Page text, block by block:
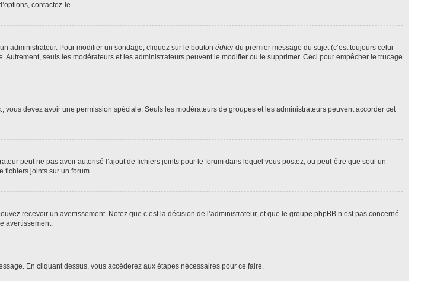
contactez-le.
administrateur. Pour modifier un sondage, cliquez sur le bouton éditerdu premier message du sujet (c’est toujours celui
seuls les modérateurs et les administrateurs peuvent le modifier ou le supprimer. Ceci pour empêcher le trucage
devez avoir une permission spéciale. Seuls les modérateurs de groupes et les administrateurs peuvent accorder cet
peut ne pas avoir autorisé l’ajout de fichiers joints pour le forum dans lequel vous postez, ou peut-être que seul un
fichiers joints sur un forum.
recevoir un avertissement. Notez que c’est la décision de l’administrateur, et que le groupe phpBB n’est pas concerné
avertissement.
En cliquant dessus, vous accéderez aux étapes nécessaires pour ce faire.